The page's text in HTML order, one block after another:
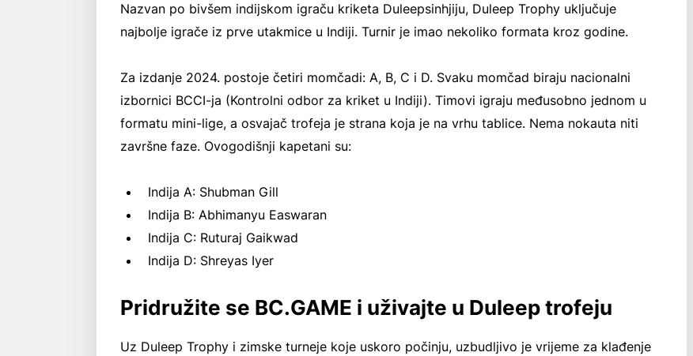
Nazvan po bivšem indijskom igraču kriketa Duleepsinhjiju, Duleep Trophy uključuje
najbolje igrače iz prve utakmice u Indiji. Turnir je imao nekoliko formata kroz godine.
Za izdanje 2024. postoje četiri momčadi: A, B, C i D. Svaku momčad biraju nacionalni
izbornici BCCI-ja (Kontrolni odbor za kriket u Indiji). Timovi igraju međusobno jednom u
formatu mini-lige, a osvajač trofeja je strana koja je na vrhu tablice. Nema nokauta niti
završne faze. Ovogodišnji kapetani su:
Indija A: Shubman Gill
Indija B: Abhimanyu Easwaran
Indija C: Ruturaj Gaikwad
Indija D: Shreyas Iyer
Pridružite se BC.GAME i uživajte u Duleep trofeju
Uz Duleep Trophy i zimske turneje koje uskoro počinju, uzbudljivo je vrijeme za klađenje